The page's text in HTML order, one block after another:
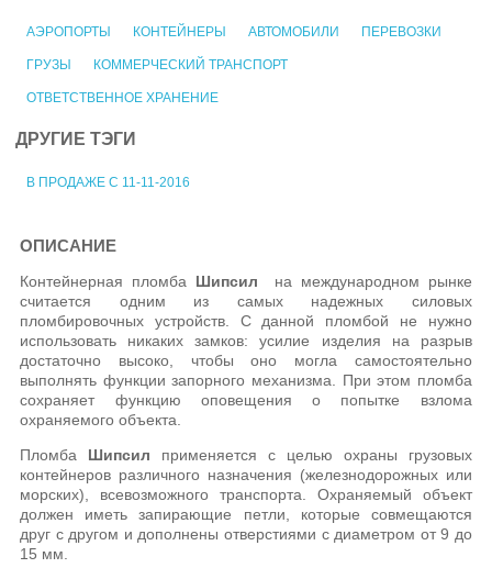
АЭРОПОРТЫ КОНТЕЙНЕРЫ АВТОМОБИЛИ ПЕРЕВОЗКИ
ГРУЗЫ КОММЕРЧЕСКИЙ ТРАНСПОРТ
ОТВЕТСТВЕННОЕ ХРАНЕНИЕ
ДРУГИЕ ТЭГИ
В ПРОДАЖЕ С 11-11-2016
ОПИСАНИЕ
Контейнерная пломба Шипсил
на международном рынке
считается одним из самых надежных силовых
пломбировочных устройств. С данной пломбой не нужно
использовать никаких замков: усилие изделия на разрыв
достаточно высоко, чтобы оно могла самостоятельно
выполнять функции запорного механизма. При этом пломба
сохраняет функцию оповещения о попытке взлома
охраняемого объекта.
Пломба Шипсил применяется с целью охраны грузовых
контейнеров различного назначения (железнодорожных или
морских), всевозможного транспорта. Охраняемый объект
должен иметь запирающие петли, которые совмещаются
друг с другом и дополнены отверстиями с диаметром от 9 до
15 мм.